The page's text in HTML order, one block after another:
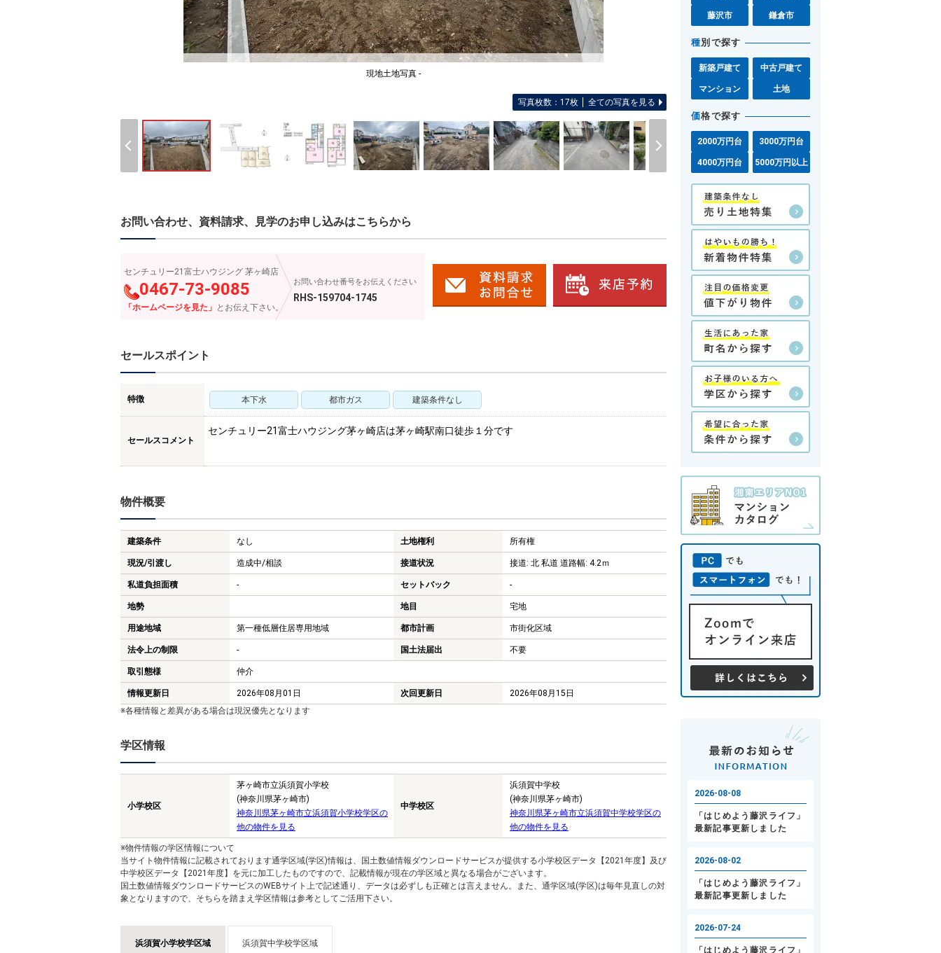
現地土地写真 -
写真枚数：17枚 全ての写真を見る
お問い合わせ、資料請求、見学のお申し込みはこちらから
センチュリー21富士ハウジング 茅ヶ崎店
0467-73-9085
「ホームページを見た」 とお伝え下さい。
お問い合わせ番号をお伝えください
RHS-159704-1745
セールスポイント
特徴 本下水 都市ガス 建築条件なし
セールスコメント
センチュリー21富士ハウジング茅ヶ崎店は茅ヶ崎駅南口徒歩１分です
物件概要
建築条件 なし 土地権利 所有権
現況/引渡し 造成中/相談 接道状況 接道: 北 私道 道路幅: 4.2ｍ
私道負担面積 - セットバック -
地勢 地目 宅地
用途地域 第一種低層住居専用地域 都市計画 市街化区域
法令上の制限 - 国土法届出 不要
取引態様 仲介
情報更新日 2026年08月01日 次回更新日
2026年08月15日
※各種情報と差異がある場合は現況優先となります
学区情報
小学校区
茅ヶ崎市立浜須賀小学校
(神奈川県茅ヶ崎市)
神奈川県茅ヶ崎市立浜須賀小学校学区の
他の物件を見る
中学校区
浜須賀中学校
(神奈川県茅ヶ崎市)
神奈川県茅ヶ崎市立浜須賀中学校学区の
他の物件を見る
※物件情報の学区情報について
当サイト物件情報に記載されております通学区域(学区)情報は、国土数値情報ダウンロードサービスが提供する小学校区データ【2021年度】及び
中学校区データ【2021年度】を元に加工したものですので、記載情報が現在の学区域と異なる場合がございます。
国土数値情報ダウンロードサービスのWEBサイト上で記述通り、データは必ずしも正確とは言えません。また、通学区域(学区)は毎年見直しの対
象となりますので、そちらを踏まえ学区情報は参考としてご活用下さい。
浜須賀小学校学区域 浜須賀中学校学区域
藤沢市 鎌倉市
種別で探す
新築戸建て 中古戸建て
マンション 土地
価格で探す
2000万円台 3000万円台
4000万円台 5000万円以上